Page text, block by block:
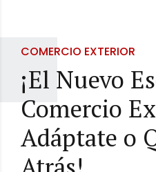
COMERCIO EXTERIOR
¡El Nuevo
Comercio
Adáptate o